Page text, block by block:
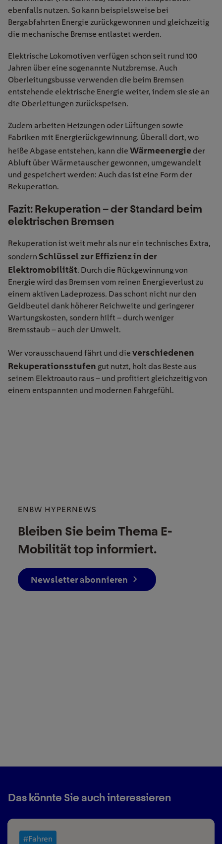
ebenfalls nutzen. So kann beispielsweise bei
Bergabfahrten Energie zurückgewonnen und gleichzeitig
die mechanische Bremse entlastet werden.
Elektrische Lokomotiven verfügen schon seit rund 100
Jahren über eine sogenannte Nutzbremse. Auch
Oberleitungsbusse verwenden die beim Bremsen
entstehende elektrische Energie weiter, indem sie sie an
die Oberleitungen zurückspeisen.
Zudem arbeiten Heizungen oder Lüftungen sowie
Fabriken mit Energierückgewinnung. Überall dort, wo
heiße Abgase entstehen, kann die Wärmeenergie der
Abluft über Wärmetauscher gewonnen, umgewandelt
und gespeichert werden: Auch das ist eine Form der
Rekuperation.
Fazit: Rekuperation – der Standard beim
elektrischen Bremsen
Rekuperation ist weit mehr als nur ein technisches Extra,
sondern Schlüssel zur Effizienz in der
Elektromobilität. Durch die Rückgewinnung von
Energie wird das Bremsen vom reinen Energieverlust zu
einem aktiven Ladeprozess. Das schont nicht nur den
Geldbeutel dank höherer Reichweite und geringerer
Wartungskosten, sondern hilft – durch weniger
Bremsstaub – auch der Umwelt.
Wer vorausschauend fährt und die verschiedenen
Rekuperationsstufen gut nutzt, holt das Beste aus
seinem Elektroauto raus – und profitiert gleichzeitig von
einem entspannten und modernen Fahrgefühl.
ENBW HYPERNEWS
Bleiben Sie beim Thema E-
Mobilität top informiert.
Newsletter abonnieren
Das könnte Sie auch interessieren
#Fahren